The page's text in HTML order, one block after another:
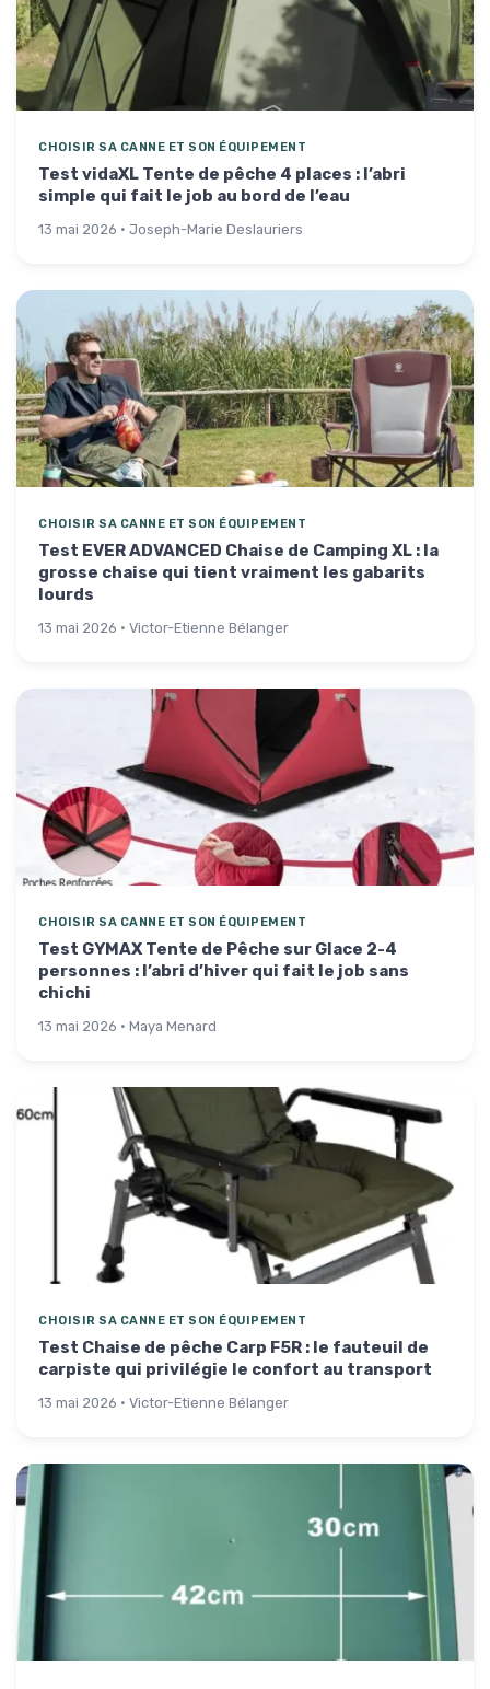
CHOISIR SA CANNE ET SON ÉQUIPEMENT
Test vidaXL Tente de pêche 4 places : l’abri
simple qui fait le job au bord de l’eau
13 mai 2026 · Joseph-Marie Deslauriers
CHOISIR SA CANNE ET SON ÉQUIPEMENT
Test EVER ADVANCED Chaise de Camping XL : la
grosse chaise qui tient vraiment les gabarits
lourds
13 mai 2026 · Victor-Etienne Bélanger
CHOISIR SA CANNE ET SON ÉQUIPEMENT
Test GYMAX Tente de Pêche sur Glace 2-4
personnes : l’abri d’hiver qui fait le job sans
chichi
13 mai 2026 · Maya Menard
CHOISIR SA CANNE ET SON ÉQUIPEMENT
Test Chaise de pêche Carp F5R : le fauteuil de
carpiste qui privilégie le confort au transport
13 mai 2026 · Victor-Etienne Bélanger